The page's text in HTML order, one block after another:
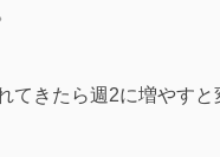
きたら週2に増やすと